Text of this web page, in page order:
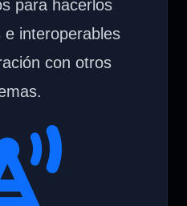
para hacerlos
e interoperables
con otros